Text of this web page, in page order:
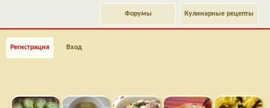
Кулинарные рецепты
Форумы
Регистрация Вход